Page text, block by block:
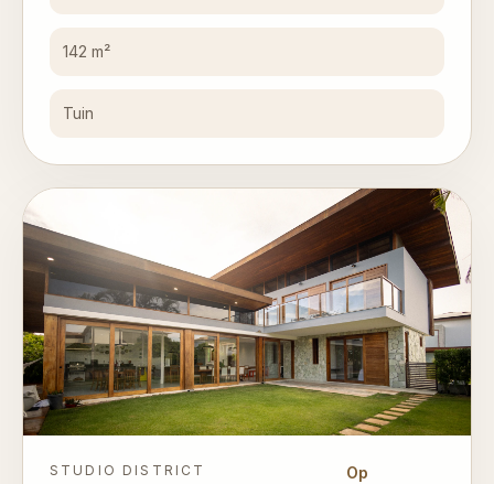
142 m²
Tuin
STUDIO DISTRICT
Op